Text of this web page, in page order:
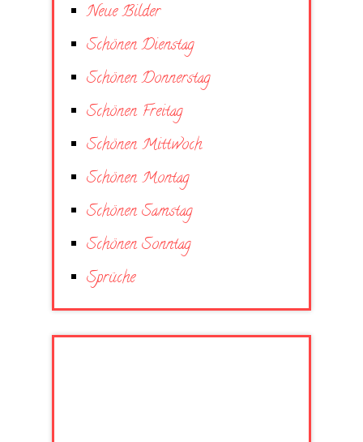
Neue Bilder
Schönen Dienstag
Schönen Donnerstag
Schönen Freitag
Schönen Mittwoch
Schönen Montag
Schönen Samstag
Schönen Sonntag
Sprüche